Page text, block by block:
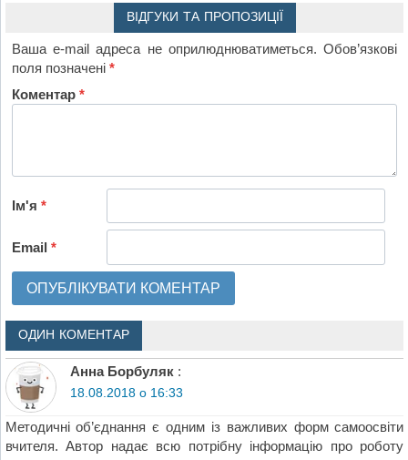
ВІДГУКИ ТА ПРОПОЗИЦІЇ
Ваша e-mail адреса не оприлюднюватиметься. Обов’язкові
поля позначені*
Коментар*
Ім'я*
Email*
ОДИН КОМЕНТАР
Анна Борбуляк :
18.08.2018 о 16:33
Методичні об’єднання є одним із важливих форм самоосвіти
вчителя. Автор надає всю потрібну інформацію про роботу